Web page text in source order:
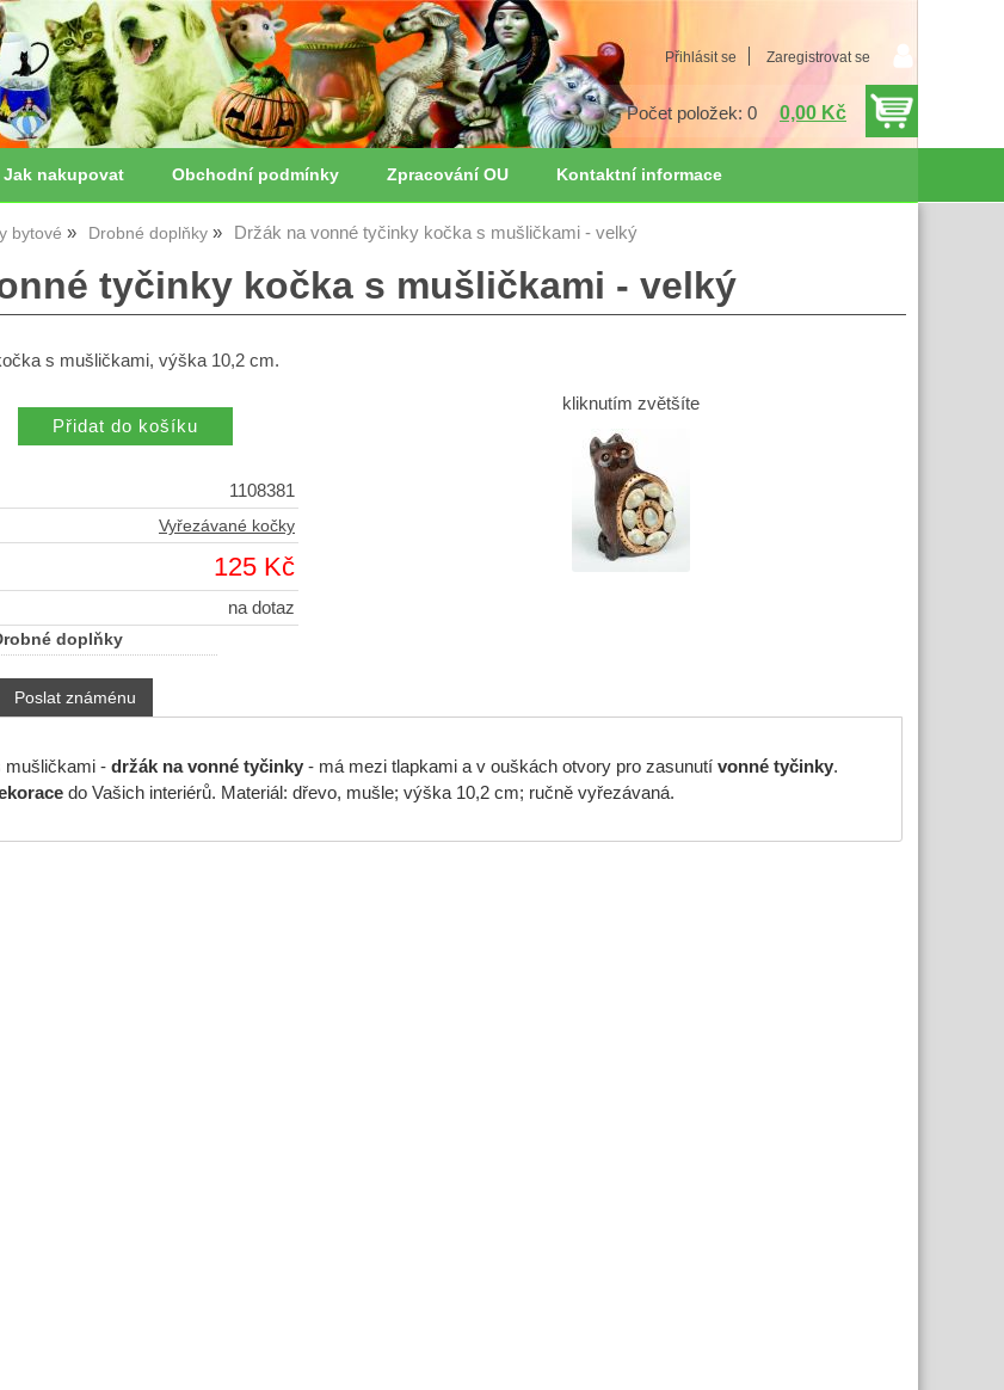
Přihlásit se Zaregistrovat se
Počet položek: 0 0,00 Kč
Jak nakupovat Obchodní podmínky Zpracování OU Kontaktní informace
bytové Drobné doplňky Držák na vonné tyčinky kočka s mušličkami - velký
tyčinky kočka s mušličkami - velký
s mušličkami, výška 10,2 cm.
kliknutím zvětšíte
1108381
Vyřezávané kočky
125 Kč
na dotaz
doplňky
Poslat známénu
- držák na vonné tyčinky- má mezi tlapkami a v ouškách otvory pro zasunutí vonné tyčinky.
do Vašich interiérů. Materiál: dřevo, mušle; výška 10,2 cm; ručně vyřezávaná.